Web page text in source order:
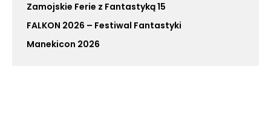
Zamojskie Ferie z Fantastyką 15
FALKON 2026 – Festiwal Fantastyki
Manekicon 2026